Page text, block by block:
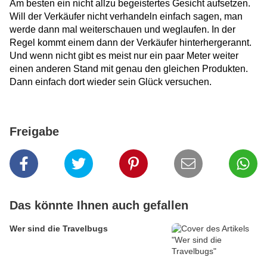
Am besten ein nicht allzu begeistertes Gesicht aufsetzen.
Will der Verkäufer nicht verhandeln einfach sagen, man
werde dann mal weiterschauen und weglaufen. In der
Regel kommt einem dann der Verkäufer hinterhergerannt.
Und wenn nicht gibt es meist nur ein paar Meter weiter
einen anderen Stand mit genau den gleichen Produkten.
Dann einfach dort wieder sein Glück versuchen.
Freigabe
Das könnte Ihnen auch gefallen
Wer sind die Travelbugs